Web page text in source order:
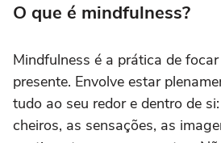
O que é mindfulness?
Mindfulness é a prática de
presente. Envolve estar
tudo ao seu redor e dentro de
cheiros, as sensações, as